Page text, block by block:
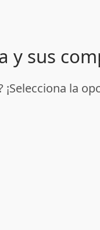
y sus
la